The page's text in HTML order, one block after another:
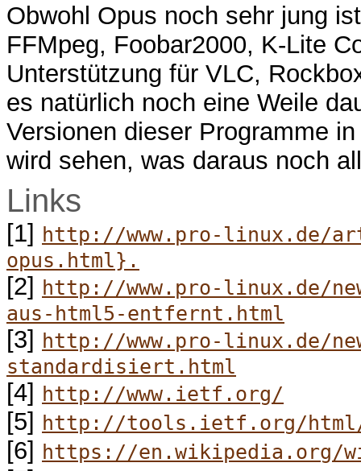
Obwohl Opus noch sehr jung
FFMpeg, Foobar2000, K-Lite
Unterstützung für VLC,
es natürlich noch eine Weile
Versionen dieser Programme
wird sehen, was daraus noch
Links
[1] http://www.pro-linux.de/
opus.html}.
[2] http://www.pro-linux.de/
aus-html5-entfernt.html
[3] http://www.pro-linux.de/
standardisiert.html
[4] http://www.ietf.org/
[5] http://tools.ietf.org/html/
[6] https://en.wikipedia.org/